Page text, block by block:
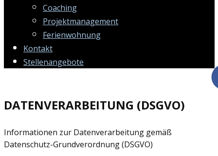
Coaching
Projektmanagement
Ferienwohnung
Kontakt
Stellenangebote
DATENVERARBEITUNG (DSGVO)
Informationen zur Datenverarbeitung gemäß
Datenschutz-Grundverordnung (DSGVO)